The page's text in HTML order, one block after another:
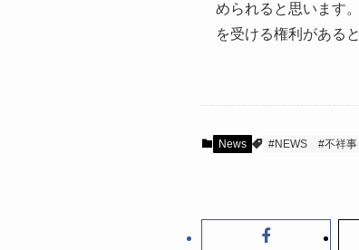
められると思います
を受ける権利がある
News #NEWS #不祥事